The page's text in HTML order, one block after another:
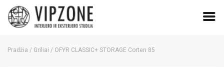
Pradžia / Griliai / OFYR CLASSIC+ STORAGE Corten 85